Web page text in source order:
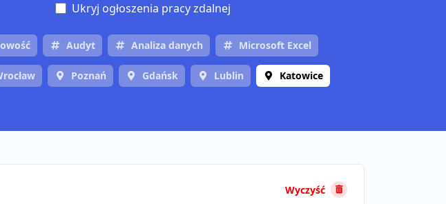
Ukryj ogłoszenia pracy zdalnej
Audyt Analiza danych Microsoft Excel
Poznań Gdańsk Lublin Katowice
Wyczyść